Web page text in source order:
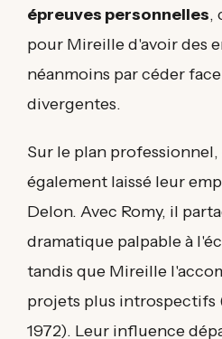
épreuves personnelles,
pour Mireille d'avoir des
néanmoins par céder
divergentes.
Sur le plan
également laissé leur
Delon. Avec Romy, il
dramatique palpable à
tandis que Mireille
projets plus introspectifs
1972). Leur influence